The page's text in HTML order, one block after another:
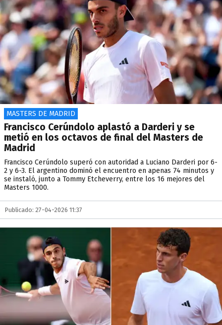
MASTERS DE MADRID
Francisco Cerúndolo aplastó a Darderi y se
metió en los octavos de final del Masters de
Madrid
Francisco Cerúndolo superó con autoridad a Luciano Darderi por 6-
2 y 6-3. El argentino dominó el encuentro en apenas 74 minutos y
se instaló, junto a Tommy Etcheverry, entre los 16 mejores del
Masters 1000.
Publicado: 27-04-2026 11:37